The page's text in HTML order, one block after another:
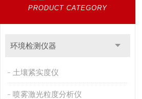
PRODUCT CATEGORY
环境检测仪器
土壤紧实度仪
喷雾激光粒度分析仪